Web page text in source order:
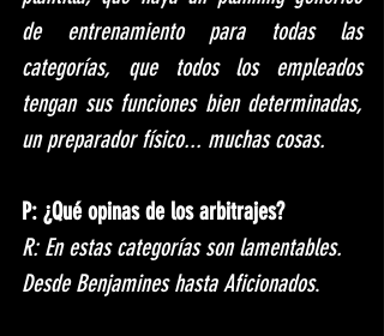
de entrenamiento para todas las
categorías, que todos los empleados
tengan sus funciones bien determinadas,
un preparador físico... muchas cosas.
P: ¿Qué opinas de los arbitrajes?
R: En estas categorías son lamentables.
Desde Benjamines hasta Aficionados.